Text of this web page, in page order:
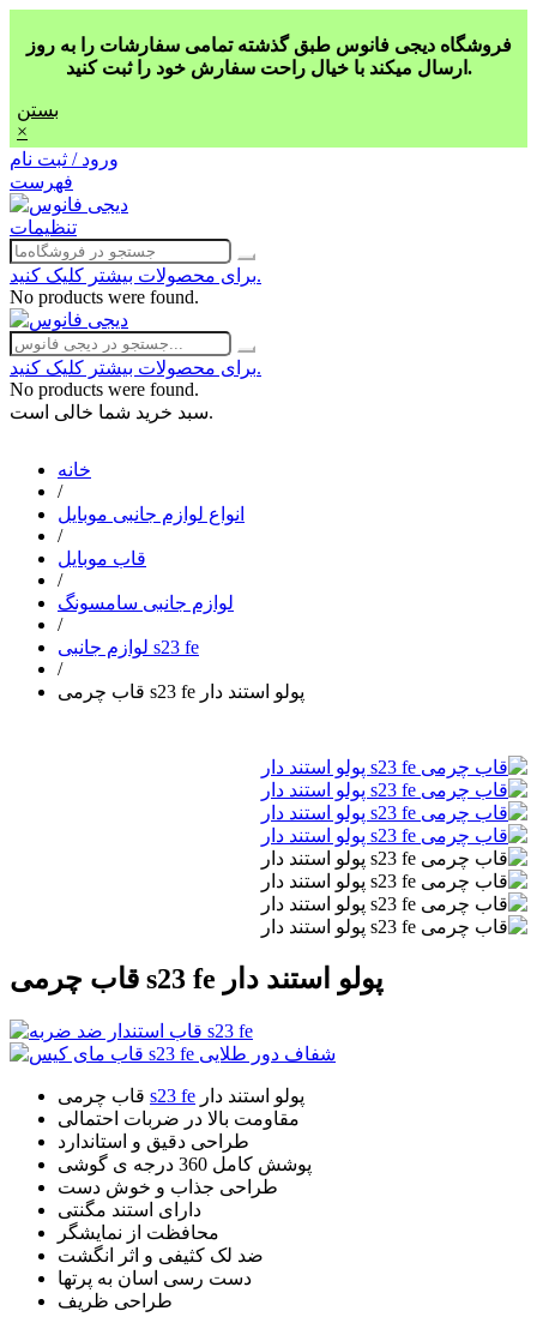
فروشگاه دیجی فانوس طبق گذشته تمامی سفارشات را به روز
ارسال میکند با خیال راحت سفارش خود را ثبت کنید.
بستن
×
ورود / ثبت نام
فهرست
تنظیمات
برای محصولات بیشتر کلیک کنید.
No products were found.
برای محصولات بیشتر کلیک کنید.
No products were found.
سبد خرید شما خالی است.
خانه
/
انواع لوازم جانبی موبایل
/
قاب موبایل
/
لوازم جانبی سامسونگ
/
لوازم جانبی s23 fe
/
قاب چرمی s23 fe پولو استند دار
قاب چرمی s23 fe پولو استند دار
s23 fe پولو استند دار
مقاومت بالا در ضربات احتمالی
طراحی دقیق و استاندارد
پوشش کامل 360 درجه ی گوشی
طراحی جذاب و خوش دست
دارای استند مگنتی
محافظت از نمایشگر
ضد لک کثیفی و اثر انگشت
دست رسی اسان به پرتها
طراحی ظریف